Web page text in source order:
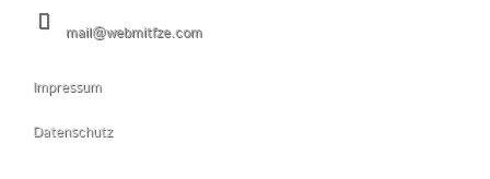
mail@webmitfze.com
Impressum
Datenschutz